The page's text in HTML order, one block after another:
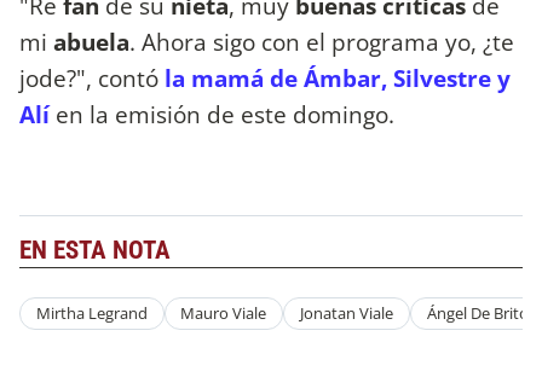
mi abuela. Ahora sigo con el programa yo, ¿te
jode?", contó la mamá de Ámbar, Silvestre y
Alí en la emisión de este domingo.
EN ESTA NOTA
Mirtha Legrand Mauro Viale Jonatan Viale Ángel De Brito